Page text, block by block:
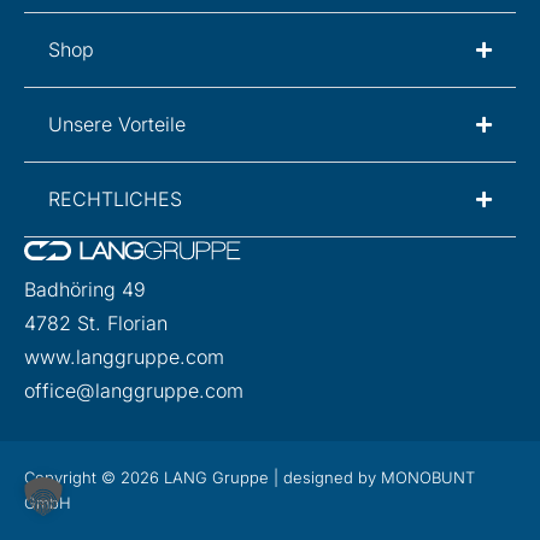
Shop
Unsere Vorteile
RECHTLICHES
Badhöring 49
4782 St. Florian
www.langgruppe.com
office@langgruppe.com
Copyright © 2026 LANG Gruppe | designed by MONOBUNT
GmbH